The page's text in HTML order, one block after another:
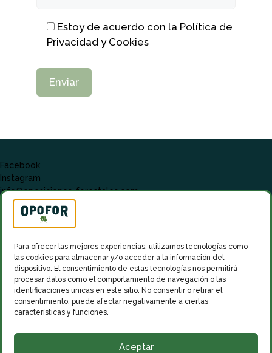
Para ofrecer las mejores experiencias, utilizamos tecnologías como
las cookies para almacenar y/o acceder a la información del
dispositivo. El consentimiento de estas tecnologías nos permitirá
procesar datos como el comportamiento de navegación o las
identificaciones únicas en este sitio. No consentir o retirar el
consentimiento, puede afectar negativamente a ciertas
características y funciones.
Aceptar
Por favor, deja este campo vacío.
Estoy de acuerdo con la Política de
Privacidad y Cookies
Facebook
Instagram
info@oposiciones-forestales.com